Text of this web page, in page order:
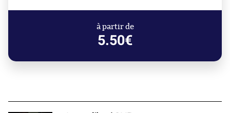
à partir de
5.50€